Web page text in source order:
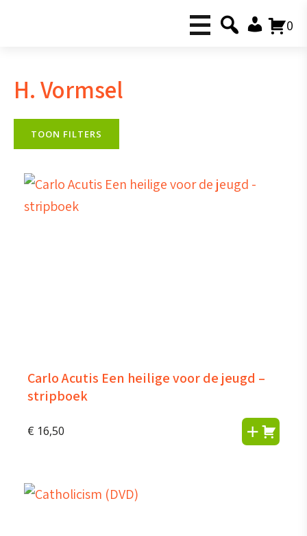
0
H. Vormsel
TOON FILTERS
Carlo Acutis Een heilige voor de jeugd –
stripboek
€ 16,50